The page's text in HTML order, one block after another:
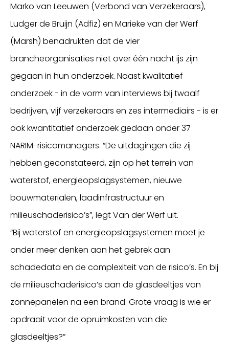
Marko van Leeuwen (Verbond van Verzekeraars),
Ludger de Bruijn (Adfiz) en Marieke van der Werf
(Marsh) benadrukten dat de vier
brancheorganisaties niet over één nacht ijs zijn
gegaan in hun onderzoek. Naast kwalitatief
onderzoek - in de vorm van interviews bij twaalf
bedrijven, vijf verzekeraars en zes intermediairs - is er
ook kwantitatief onderzoek gedaan onder 37
NARIM-risicomanagers. “De uitdagingen die zij
hebben geconstateerd, zijn op het terrein van
waterstof, energieopslagsystemen, nieuwe
bouwmaterialen, laadinfrastructuur en
milieuschaderisico’s”, legt Van der Werf uit.
“Bij waterstof en energieopslagsystemen moet je
onder meer denken aan het gebrek aan
schadedata en de complexiteit van de risico’s. En bij
de milieuschaderisico’s aan de glasdeeltjes van
zonnepanelen na een brand. Grote vraag is wie er
opdraait voor de opruimkosten van die
glasdeeltjes?”